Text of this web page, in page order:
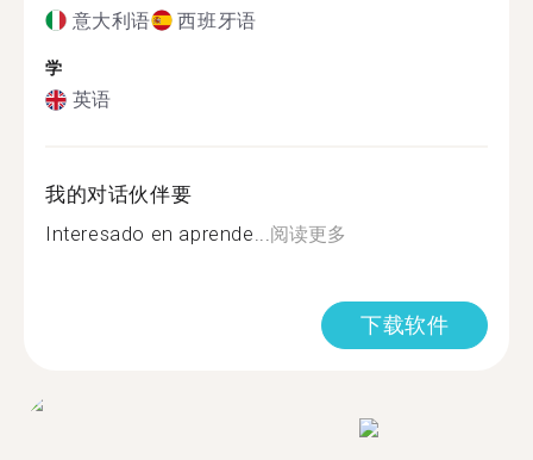
意大利语 西班牙语
学
英语
我的对话伙伴要
Interesado en aprende...阅读更多
下载软件